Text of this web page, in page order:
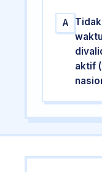
A
aktif